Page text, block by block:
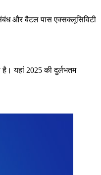
और बैटल पास एक्सक्लूसिविटी
यहां 2025 की दुर्लभतम